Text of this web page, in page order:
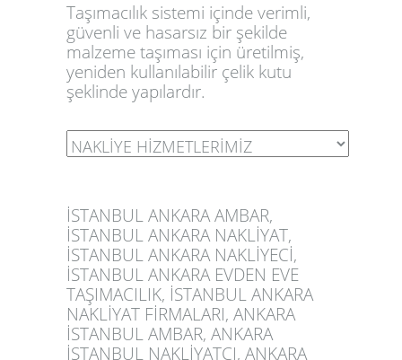
Taşımacılık sistemi içinde verimli,
güvenli ve hasarsız bir şekilde
malzeme taşıması için üretilmiş,
yeniden kullanılabilir çelik kutu
şeklinde yapılardır.
İSTANBUL ANKARA AMBAR,
İSTANBUL ANKARA NAKLİYAT,
İSTANBUL ANKARA NAKLİYECİ,
İSTANBUL ANKARA EVDEN EVE
TAŞIMACILIK, İSTANBUL ANKARA
NAKLİYAT FİRMALARI, ANKARA
İSTANBUL AMBAR, ANKARA
İSTANBUL NAKLİYATÇI, ANKARA